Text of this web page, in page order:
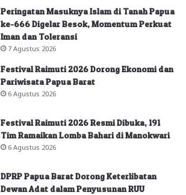
Peringatan Masuknya Islam di Tanah Papua
ke-666 Digelar Besok, Momentum Perkuat
Iman dan Toleransi
7 Agustus 2026
Festival Raimuti 2026 Dorong Ekonomi dan
Pariwisata Papua Barat
6 Agustus 2026
Festival Raimuti 2026 Resmi Dibuka, 191
Tim Ramaikan Lomba Bahari di Manokwari
6 Agustus 2026
DPRP Papua Barat Dorong Keterlibatan
Dewan Adat dalam Penyusunan RUU